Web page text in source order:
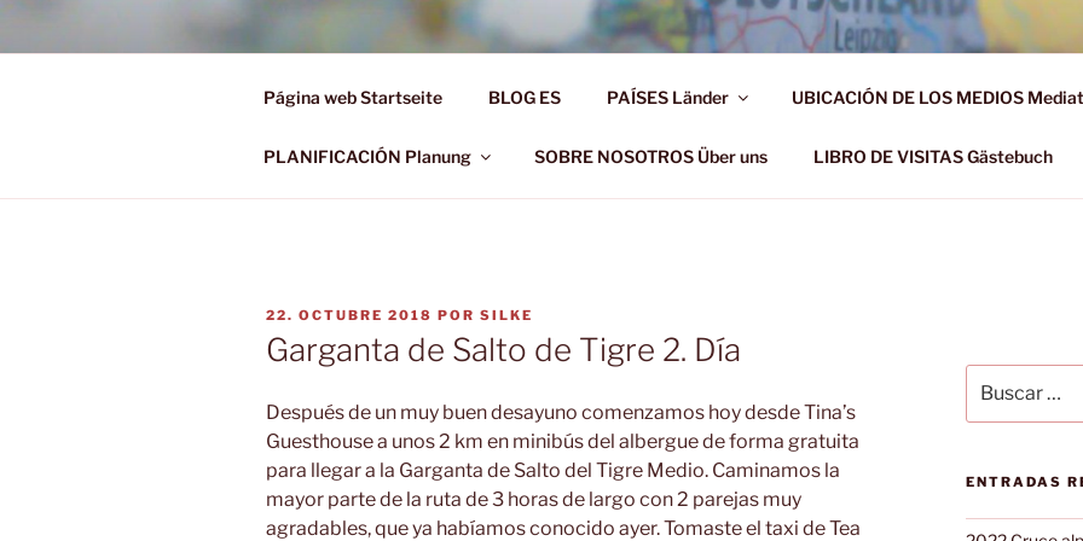
Saltar
Ü50 EIN JAHR DIE WELT
Página web Startseite BLOG ES PAÍSES Länder UBICACIÓN DE LOS MEDIOS
PLANIFICACIÓN Planung SOBRE NOSOTROS Über uns LIBRO DE VISITAS Gästebuch
PUBLICADO
EL
22. OCTUBRE 2018 POR SILKE
Garganta de Salto de Tigre 2. Día
Después de un muy buen desayuno comenzamos hoy desde Tina’s
Guesthouse a unos 2 km en minibús del albergue de forma gratuita
para llegar a la Garganta de Salto del Tigre Medio. Caminamos la
mayor parte de la ruta de 3 horas de largo con 2 parejas muy
agradables, que ya habíamos conocido ayer. Tomaste el taxi de Tea
por:
ENTRADAS